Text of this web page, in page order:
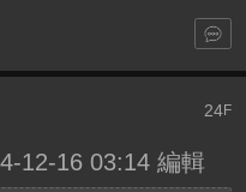
24F
12-16 03:14 編輯